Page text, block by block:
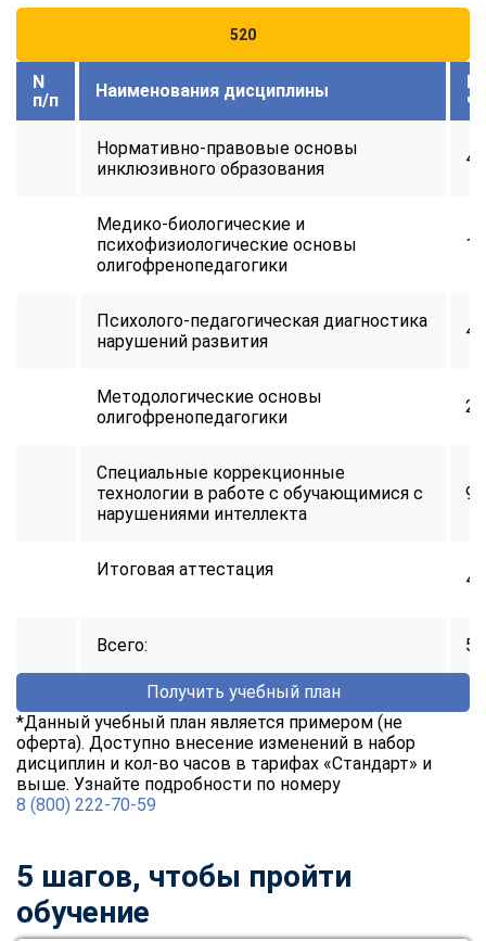
520
N
п/п
Наименования дисциплины
Нормативно-правовые основы
инклюзивного образования
48
Медико-биологические и
психофизиологические основы
олигофренопедагогики
Психолого-педагогическая диагностика
нарушений развития
48
Методологические основы
олигофренопедагогики
Специальные коррекционные
технологии в работе с обучающимися с
нарушениями интеллекта
96
Итоговая аттестация 4
Всего:
Получить учебный план
*Данный учебный план является примером (не
оферта). Доступно внесение изменений в набор
дисциплин и кол-во часов в тарифах «Стандарт» и
выше. Узнайте подробности по номеру
8 (800) 222-70-59
5 шагов, чтобы пройти
обучение